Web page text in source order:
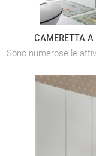
CAMERETTA
Sono numerose le